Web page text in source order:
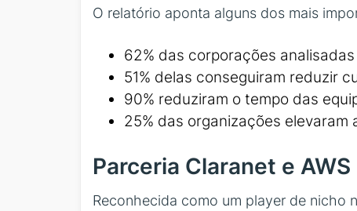
O relatório aponta alguns dos mais
62% das corporações
51% delas conseguiram reduzir
90% reduziram o tempo das
25% das organizações
Parceria Claranet e AWS
Reconhecida como um player de nicho